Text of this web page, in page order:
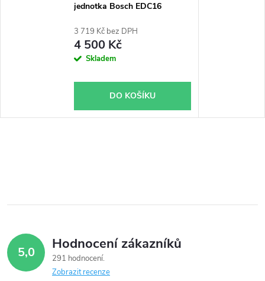
jednotka Bosch EDC16
3 719 Kč bez DPH
4 500 Kč
Skladem
DO KOŠÍKU
5,0 Hodnocení zákazníků
291 hodnocení
Zobrazit recenze